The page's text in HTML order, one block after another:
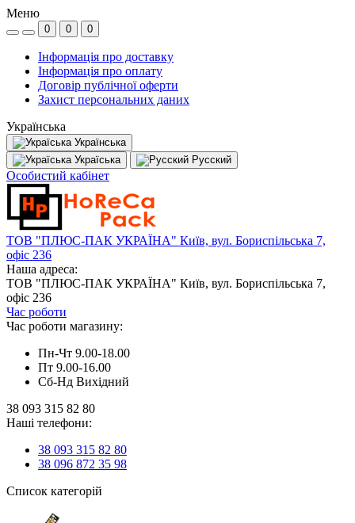
Меню
0 0 0
Інформація про доставку
Інформація про оплату
Договір публічної оферти
Захист персональних даних
Українська
Українська
Україська
Русский
Особистий кабінет
ТОВ "ПЛЮС-ПАК УКРАЇНА" Київ, вул. Бориспільська 7,
офіс 236
Наша адреса:
ТОВ "ПЛЮС-ПАК УКРАЇНА" Київ, вул. Бориспільська 7,
офіс 236
Час роботи
Час роботи магазину:
Пн-Чт 9.00-18.00
Пт 9.00-16.00
Сб-Нд Вихідний
38 093 315 82 80
Наші телефони:
38 093 315 82 80
38 096 872 35 98
Список категорій